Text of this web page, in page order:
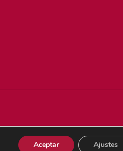
Aceptar Ajustes